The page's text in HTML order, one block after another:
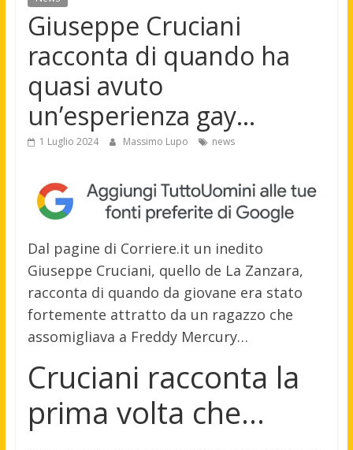
Giuseppe Cruciani
racconta di quando ha
quasi avuto
un’esperienza gay…
1 Luglio 2024 Massimo Lupo news
Dal pagine di Corriere.it un inedito
Giuseppe Cruciani, quello de La Zanzara,
racconta di quando da giovane era stato
fortemente attratto da un ragazzo che
assomigliava a Freddy Mercury…
Cruciani racconta la
prima volta che…